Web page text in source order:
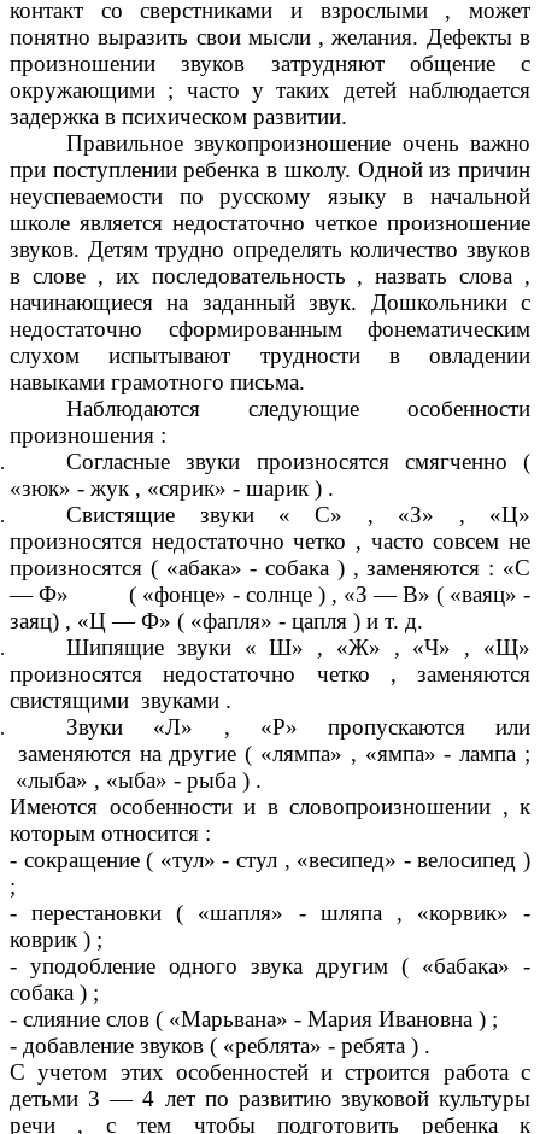
контакт со сверстниками и взрослыми , может
понятно выразить свои мысли , желания. Дефекты в
произношении звуков затрудняют общение с
окружающими ; часто у таких детей наблюдается
задержка в психическом развитии.
Правильное звукопроизношение очень важно
при поступлении ребенка в школу. Одной из причин
неуспеваемости по русскому языку в начальной
школе является недостаточно четкое произношение
звуков. Детям трудно определять количество звуков
в слове , их последовательность , назвать слова ,
начинающиеся на заданный звук. Дошкольники с
недостаточно сформированным фонематическим
слухом испытывают трудности в овладении
навыками грамотного письма.
Наблюдаются следующие особенности
произношения :
Согласные звуки произносятся смягченно (
«зюк» - жук , «сярик» - шарик ) .
Свистящие звуки « С» , «З» , «Ц»
произносятся недостаточно четко , часто совсем не
произносятся ( «абака» - собака ) , заменяются : «С
— Ф» ( «фонце» - солнце ) , «З — В» ( «ваяц» -
заяц) , «Ц — Ф» ( «фапля» - цапля ) и т. д.
Шипящие звуки « Ш» , «Ж» , «Ч» , «Щ»
произносятся недостаточно четко , заменяются
свистящими звуками .
Звуки «Л» , «Р» пропускаются или
заменяются на другие ( «лямпа» , «ямпа» - лампа ;
«лыба» , «ыба» - рыба ) .
Имеются особенности и в словопроизношении , к
которым относится :
- сокращение ( «тул» - стул , «весипед» - велосипед )
;
- перестановки ( «шапля» - шляпа , «корвик» -
коврик ) ;
- уподобление одного звука другим ( «бабака» -
собака ) ;
- слияние слов ( «Марьвана» - Мария Ивановна ) ;
- добавление звуков ( «реблята» - ребята ) .
С учетом этих особенностей и строится работа с
детьми 3 — 4 лет по развитию звуковой культуры
речи , с тем чтобы подготовить ребенка к